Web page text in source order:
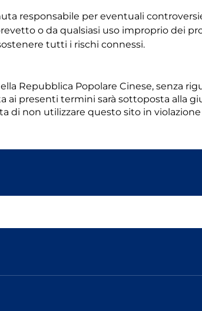
responsabile per eventuali
o da qualsiasi uso improprio dei
tutti i rischi connessi.
Repubblica Popolare Cinese, senza
presenti termini sarà sottoposta alla
di non utilizzare questo sito in